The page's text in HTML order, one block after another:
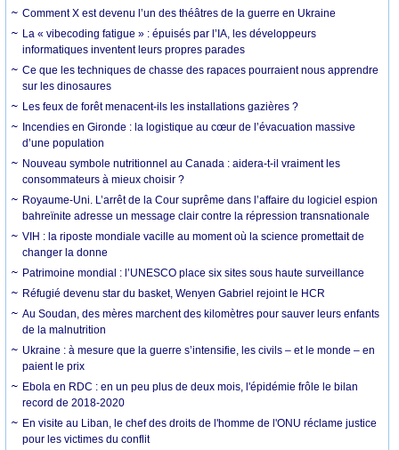
Comment X est devenu l’un des théâtres de la guerre en Ukraine
La « vibecoding fatigue » : épuisés par l’IA, les développeurs
informatiques inventent leurs propres parades
Ce que les techniques de chasse des rapaces pourraient nous apprendre
sur les dinosaures
Les feux de forêt menacent-ils les installations gazières ?
Incendies en Gironde : la logistique au cœur de l’évacuation massive
d’une population
Nouveau symbole nutritionnel au Canada : aidera-t-il vraiment les
consommateurs à mieux choisir ?
Royaume-Uni. L’arrêt de la Cour suprême dans l’affaire du logiciel espion
bahreïnite adresse un message clair contre la répression transnationale
VIH : la riposte mondiale vacille au moment où la science promettait de
changer la donne
Patrimoine mondial : l’UNESCO place six sites sous haute surveillance
Réfugié devenu star du basket, Wenyen Gabriel rejoint le HCR
Au Soudan, des mères marchent des kilomètres pour sauver leurs enfants
de la malnutrition
Ukraine : à mesure que la guerre s’intensifie, les civils – et le monde – en
paient le prix
Ebola en RDC : en un peu plus de deux mois, l'épidémie frôle le bilan
record de 2018-2020
En visite au Liban, le chef des droits de l'homme de l'ONU réclame justice
pour les victimes du conflit